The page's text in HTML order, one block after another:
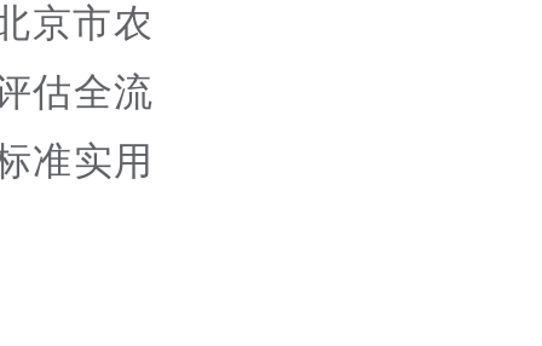
京市农
估全流
准实用